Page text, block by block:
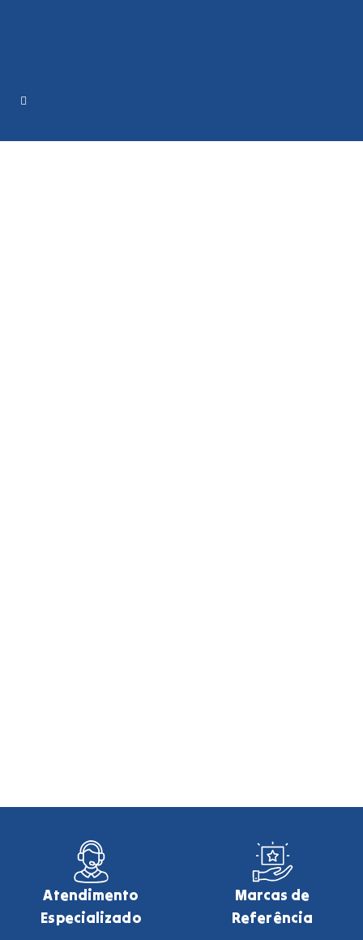
Atendimento
Especializado
Marcas de
Referência